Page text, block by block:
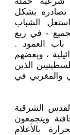
تصادره بشكل
الشباب
- في ربع
باب العمود .
، وبعضهم
الذين
والمغربي في
الشرقية
ويتجمعون
بالأعلام